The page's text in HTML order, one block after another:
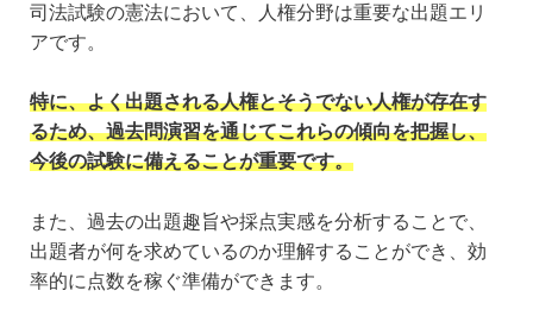
司法試験の憲法において、人権分野は重要な出題エリ
アです。
特に、よく出題される人権とそうでない人権が存在す
るため、過去問演習を通じてこれらの傾向を把握し、
今後の試験に備えることが重要です。
また、過去の出題趣旨や採点実感を分析することで、
出題者が何を求めているのか理解することができ、効
率的に点数を稼ぐ準備ができます。